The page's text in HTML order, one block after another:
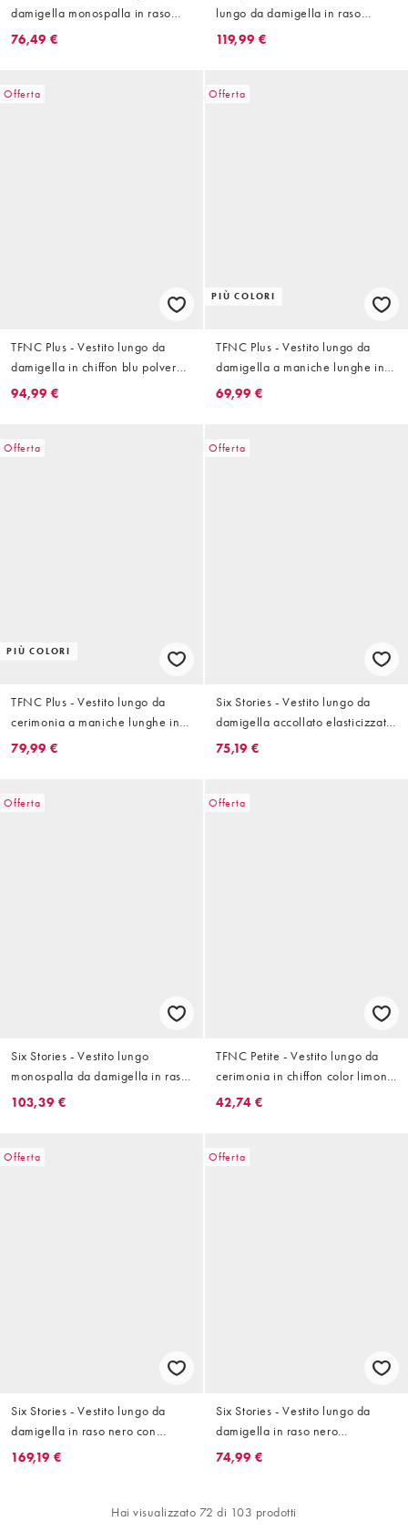
damigella monospalla in raso
color acqua
76,49 €
lungo da damigella in raso
azzurro con scollo ad anello
119,99 €
Offerta
TFNC Plus - Vestito lungo da
damigella in chiffon blu polvere
con maniche con volant e spacco
94,99 €
Offerta
PIÙ COLORI
TFNC Plus - Vestito lungo da
damigella a maniche lunghe in
raso color limone con
69,99 €
Offerta
PIÙ COLORI
TFNC Plus - Vestito lungo da
cerimonia a maniche lunghe in
raso blu polvere
79,99 €
Offerta
Six Stories - Vestito lungo da
damigella accollato elasticizzato
senza maniche verde arricciato
75,19 €
Offerta
Six Stories - Vestito lungo
monospalla da damigella in raso
color ruggine con fiocco
103,39 €
Offerta
TFNC Petite - Vestito lungo da
cerimonia in chiffon color limone
con dettaglio attorcigliato e
42,74 €
Offerta
Six Stories - Vestito lungo da
damigella in raso nero con
maniche con volant
169,19 €
Offerta
Six Stories - Vestito lungo da
damigella in raso nero
drappeggiato con nodo sul
74,99 €
Hai visualizzato 72 di 103 prodotti